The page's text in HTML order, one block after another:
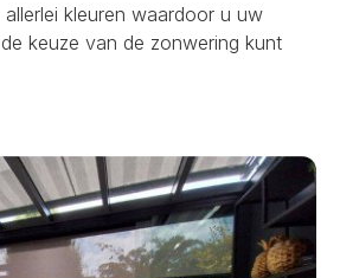
allerlei kleuren waardoor u uw
keuze van de zonwering kunt